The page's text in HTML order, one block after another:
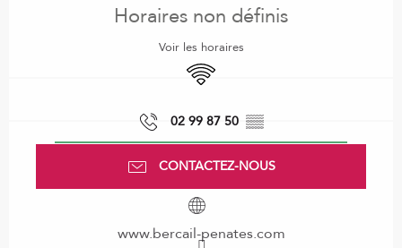
Horaires non définis
Voir les horaires
WiFi
02 99 87 50 ▒▒
CONTACTEZ-NOUS
www.bercail-penates.com